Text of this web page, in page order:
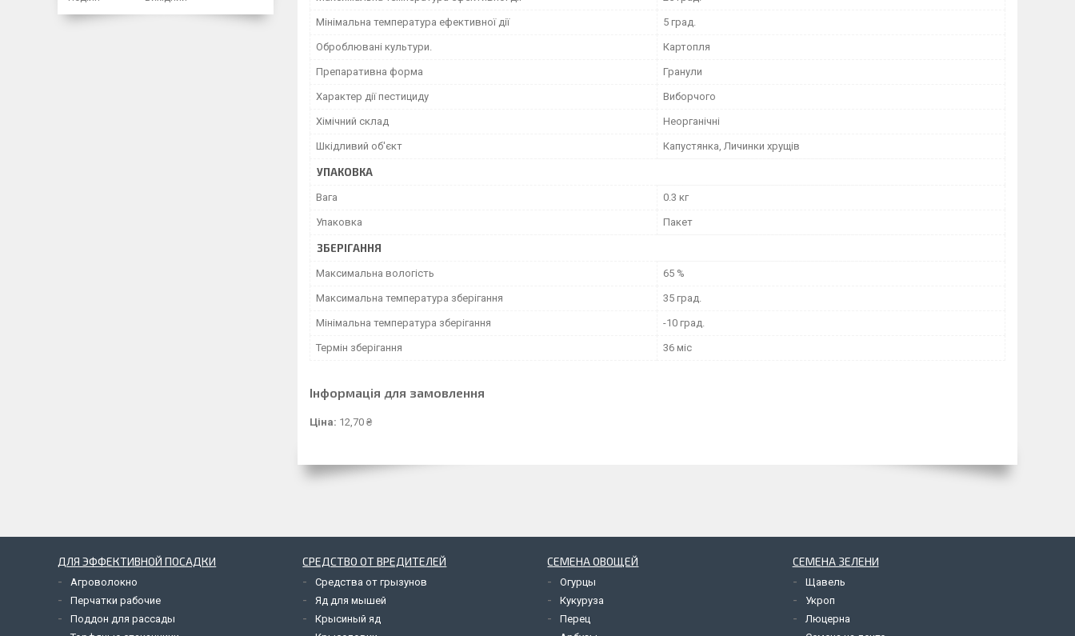
Мінімальна температура ефективної дії 5 град.
Оброблювані культури. Картопля
Препаративна форма Гранули
Характер дії пестициду Виборчого
Хімічний склад Неорганічні
Шкідливий об'єкт Капустянка, Личинки хрущів
УПАКОВКА
Вага 0.3 кг
Упаковка Пакет
ЗБЕРІГАННЯ
Максимальна вологість 65 %
Максимальна температура зберігання 35 град.
Мінімальна температура зберігання -10 град.
Термін зберігання 36 міс
Інформація для замовлення
Ціна: 12,70 ₴
ДЛЯ ЭФФЕКТИВНОЙ ПОСАДКИ
Агроволокно
Перчатки рабочие
Поддон для рассады
СРЕДСТВО ОТ ВРЕДИТЕЛЕЙ
Средства от грызунов
Яд для мышей
Крысиный яд
СЕМЕНА ОВОЩЕЙ
Огурцы
Кукуруза
Перец
СЕМЕНА ЗЕЛЕНИ
Щавель
Укроп
Люцерна